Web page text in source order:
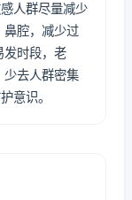
人群尽量减少
鼻腔，减少过
发时段，老
少去人群密集
意识。